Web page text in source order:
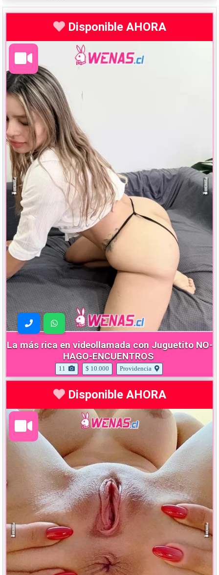
Disponible AHORA
La más rica en videollamada con Juguetito NO-
HAGO-ENCUENTROS
11 $ 10.000 Providencia
Disponible AHORA